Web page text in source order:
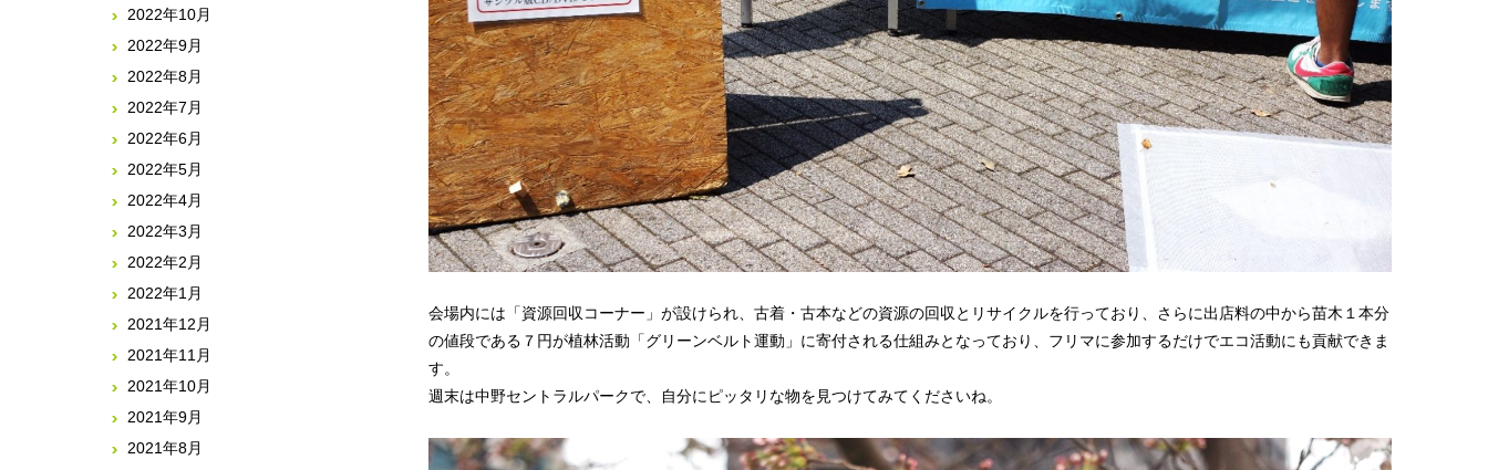
会場内には「資源回収コーナー」が設けられ、古着・古本などの資源の回収とリサイクルを行っており、さらに出店料の中から苗木１本分
の値段である７円が植林活動「グリーンベルト運動」に寄付される仕組みとなっており、フリマに参加するだけでエコ活動にも貢献できま
す。
週末は中野セントラルパークで、自分にピッタリな物を見つけてみてくださいね。
2022年10月
2022年9月
2022年8月
2022年7月
2022年6月
2022年5月
2022年4月
2022年3月
2022年2月
2022年1月
2021年12月
2021年11月
2021年10月
2021年9月
2021年8月